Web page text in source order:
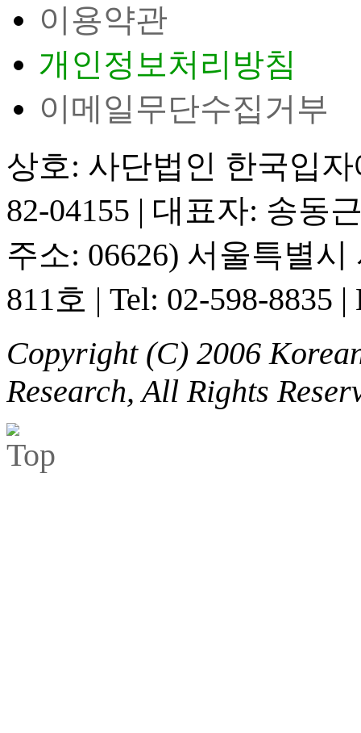
이용약관
개인정보처리방침
이메일무단수집거부
상호: 사단법인 한국입
82-04155 | 대표자: 송동
주소: 06626) 서울특별
811호 | Tel: 02-598-8835 |
Copyright (C) 2006
Research, All Rights